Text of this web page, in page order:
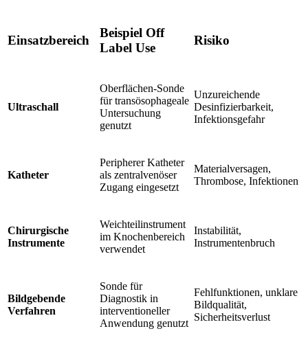
Einsatzbereich
Beispiel Off
Label Use
Risiko
Ultraschall
Oberflächen-Sonde
für transösophageale
Untersuchung
genutzt
Unzureichende
Desinfizierbarkeit,
Infektionsgefahr
Katheter
Peripherer Katheter
als zentralvenöser
Zugang eingesetzt
Materialversagen,
Thrombose, Infektionen
Chirurgische
Instrumente
Weichteilinstrument
im Knochenbereich
verwendet
Instabilität,
Instrumentenbruch
Bildgebende
Verfahren
Sonde für
Diagnostik in
interventioneller
Anwendung genutzt
Fehlfunktionen, unklare
Bildqualität,
Sicherheitsverlust